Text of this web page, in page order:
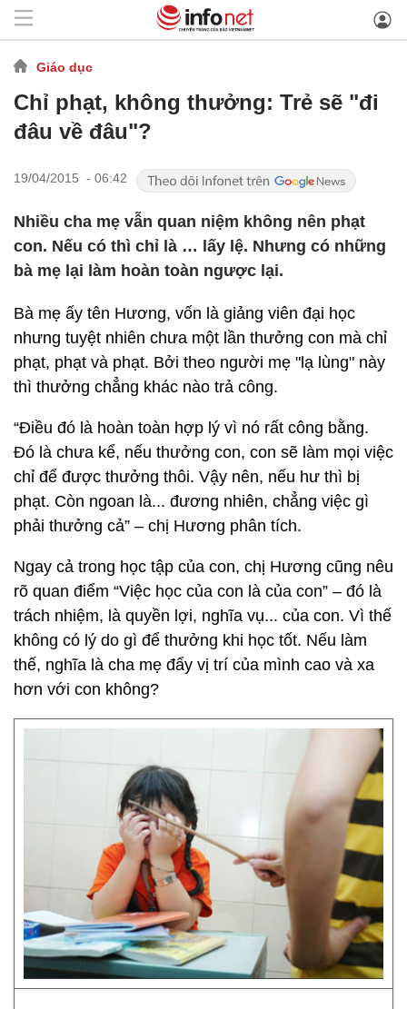
Giáo dục
Chỉ phạt, không thưởng: Trẻ sẽ "đi
đâu về đâu"?
19/04/2015 - 06:42
Nhiều cha mẹ vẫn quan niệm không nên phạt
con. Nếu có thì chỉ là … lấy lệ. Nhưng có những
bà mẹ lại làm hoàn toàn ngược lại.
Bà mẹ ấy tên Hương, vốn là giảng viên đại học
nhưng tuyệt nhiên chưa một lần thưởng con mà chỉ
phạt, phạt và phạt. Bởi theo người mẹ "lạ lùng" này
thì thưởng chẳng khác nào trả công.
“Điều đó là hoàn toàn hợp lý vì nó rất công bằng.
Đó là chưa kể, nếu thưởng con, con sẽ làm mọi việc
chỉ để được thưởng thôi. Vậy nên, nếu hư thì bị
phạt. Còn ngoan là... đương nhiên, chẳng việc gì
phải thưởng cả” – chị Hương phân tích.
Ngay cả trong học tập của con, chị Hương cũng nêu
rõ quan điểm “Việc học của con là của con” – đó là
trách nhiệm, là quyền lợi, nghĩa vụ... của con. Vì thế
không có lý do gì để thưởng khi học tốt. Nếu làm
thế, nghĩa là cha mẹ đẩy vị trí của mình cao và xa
hơn với con không?